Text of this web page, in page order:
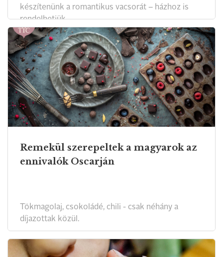
készítenünk a romantikus vacsorát – házhoz is
rendelhetjük.
Remekül szerepeltek a magyarok az
ennivalók Oscarján
Tökmagolaj, csokoládé, chili - csak néhány a
díjazottak közül.